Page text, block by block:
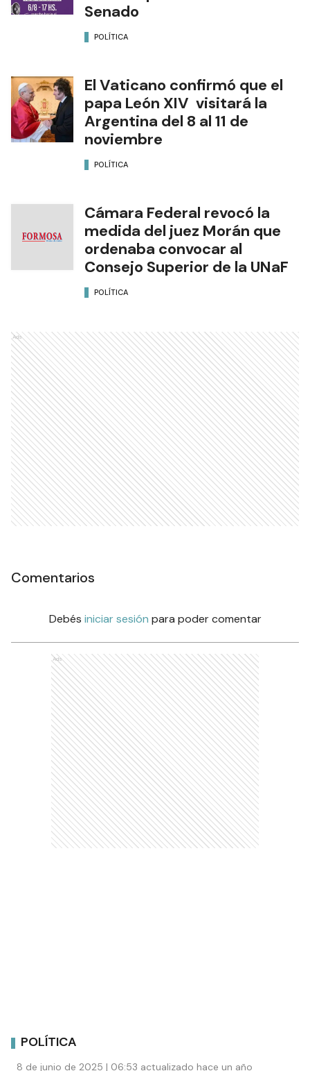
Senado
POLÍTICA
El Vaticano confirmó que el
papa León XIV visitará la
Argentina del 8 al 11 de
noviembre
POLÍTICA
Cámara Federal revocó la
medida del juez Morán que
ordenaba convocar al
Consejo Superior de la UNaF
POLÍTICA
Ads
Comentarios
Debés iniciar sesión para poder comentar
Ads
POLÍTICA
8 de junio de 2025 | 06:53 actualizado hace un año